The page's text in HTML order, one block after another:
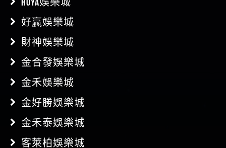
好贏娛樂城
財神娛樂城
金合發娛樂城
金禾娛樂城
金好勝娛樂城
金禾泰娛樂城
客萊柏娛樂城